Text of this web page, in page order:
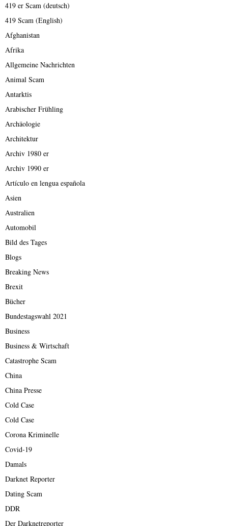
419 er Scam (deutsch)
419 Scam (English)
Afghanistan
Afrika
Allgemeine Nachrichten
Animal Scam
Antarktis
Arabischer Frühling
Archäologie
Architektur
Archiv 1980 er
Archiv 1990 er
Artículo en lengua española
Asien
Australien
Automobil
Bild des Tages
Blogs
Breaking News
Brexit
Bücher
Bundestagswahl 2021
Business
Business & Wirtschaft
Catastrophe Scam
China
China Presse
Cold Case
Cold Case
Corona Kriminelle
Covid-19
Damals
Darknet Reporter
Dating Scam
DDR
Der Darknetreporter